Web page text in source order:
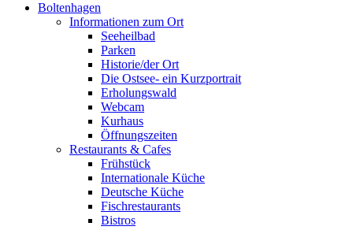
Boltenhagen
Informationen zum Ort
Seeheilbad
Parken
Historie/der Ort
Die Ostsee- ein Kurzportrait
Erholungswald
Webcam
Kurhaus
Öffnungszeiten
Restaurants & Cafes
Frühstück
Internationale Küche
Deutsche Küche
Fischrestaurants
Bistros